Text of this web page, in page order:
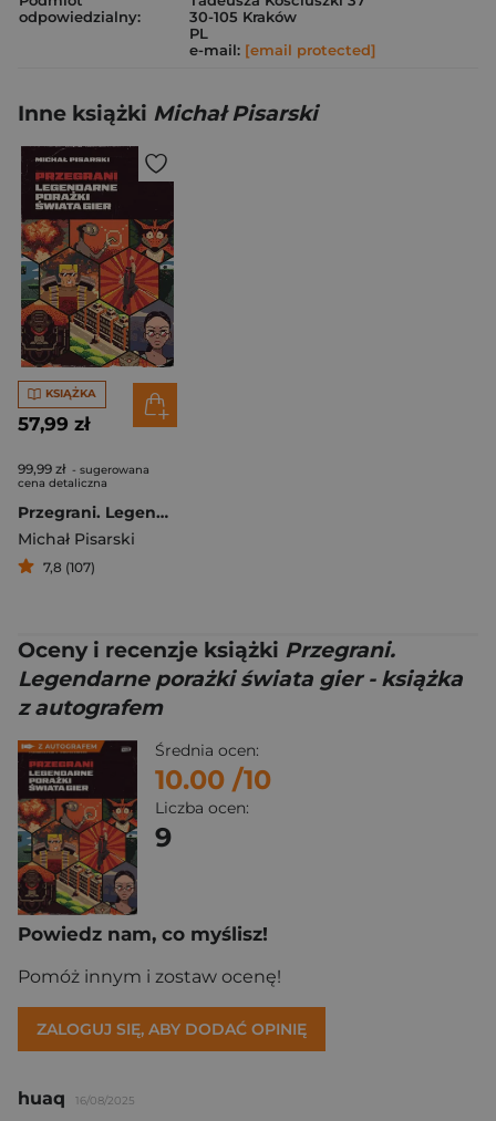
odpowiedzialny:
30-105 Kraków
PL
e-mail: [email protected]
Inne książki Michał Pisarski
KSIĄŻKA
57,99 zł
99,99 zł - sugerowana
cena detaliczna
Przegrani. Legendarne porażki świata gier
Michał Pisarski
7,8 (107)
Oceny i recenzje książki Przegrani.
Legendarne porażki świata gier - książka
z autografem
Średnia ocen:
10.00 /10
Liczba ocen:
9
Powiedz nam, co myślisz!
Pomóż innym i zostaw ocenę!
ZALOGUJ SIĘ, ABY DODAĆ OPINIĘ
huaq 16/08/2025